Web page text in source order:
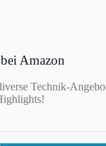
Amazon
Technik-